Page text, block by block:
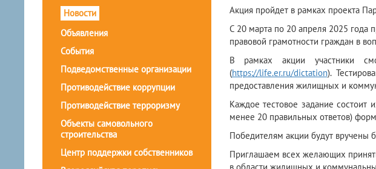
Новости
Объявления
События
Подведомственные организации
Противодействие коррупции
Противодействие терроризму
Объекты самовольного
строительства
Центр поддержки собственников
Акция пройдет в рамках проекта
​С 20 марта по 20 апреля 2025 года
правовой грамотности граждан в
В рамках акции участники
(https://life.er.ru/dictation).
предоставления жилищных и
Каждое тестовое задание состоит
менее 20 правильных ответов)
Победителям акции будут вручены
Приглашаем всех желающих